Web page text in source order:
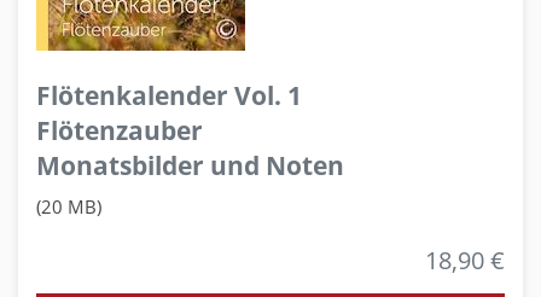
Flötenkalender Vol. 1
Flötenzauber
Monatsbilder und Noten
(20 MB)
18,90 €